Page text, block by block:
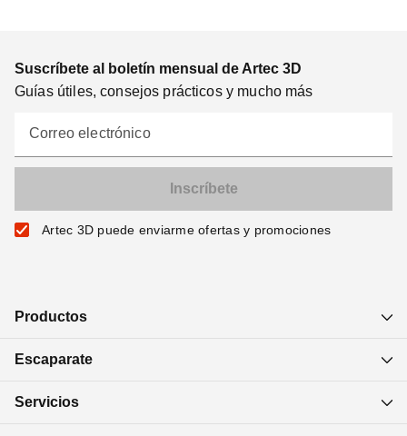
Suscríbete al boletín mensual de Artec 3D
Guías útiles, consejos prácticos y mucho más
Correo electrónico
Artec 3D puede enviarme ofertas y promociones
Productos
Escaparate
Servicios